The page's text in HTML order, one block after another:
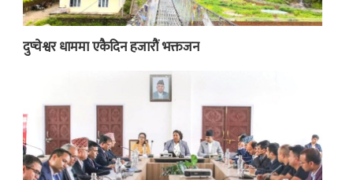
दुप्चेश्वर धाममा एकैदिन हजारौं भक्तजन